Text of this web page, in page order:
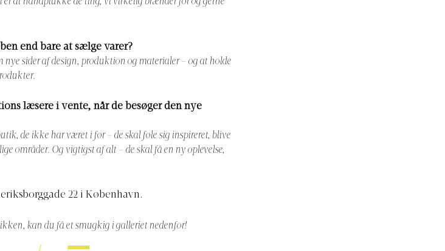
at håndplukke de ting, vi virkelig brænder for og gerne
end bare at sælge varer?
nye sider af design, produktion og materialer – og at holde
læsere i vente, når de besøger den nye
de ikke har været i før – de skal føle sig inspireret, blive
områder. Og vigtigst af alt – de skal få en ny oplevelse,
22 i København.
kan du få et smugkig i galleriet nedenfor!